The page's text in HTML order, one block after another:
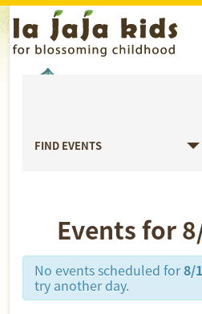
丫
FIND EVENTS
Events for
No events scheduled for8/
try another day.